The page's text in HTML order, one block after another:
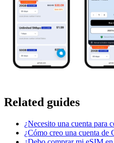
Related guides
¿Necesito una cuenta para
¿Cómo creo una cuenta de